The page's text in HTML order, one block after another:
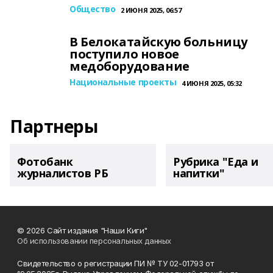
Общество 2 ИЮНЯ 2025, 06:57
В Белокатайскую больницу
поступило новое
медоборудование
Национальные проекты 4 ИЮНЯ 2025, 05:32
Партнеры
Фотобанк
журналистов РБ
Рубрика "Еда и
напитки"
© 2026 Сайт издания "Наши Киги"
Об использовании персональных данных
Свидетельство о регистрации ПИ № ТУ 02-01793 от